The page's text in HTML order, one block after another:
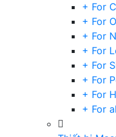
+ For
+ For
+ For
+ For
+ For
+ For
+ For
+ For